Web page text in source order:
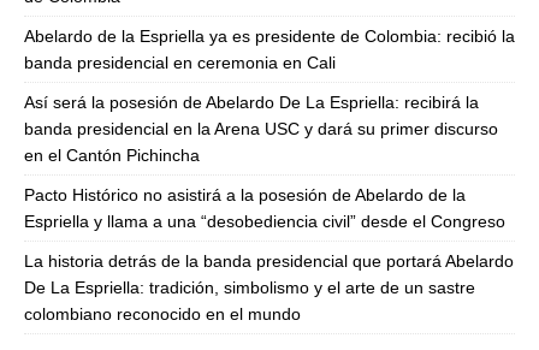
Abelardo de la Espriella ya es presidente de Colombia: recibió la
banda presidencial en ceremonia en Cali
Así será la posesión de Abelardo De La Espriella: recibirá la
banda presidencial en la Arena USC y dará su primer discurso
en el Cantón Pichincha
Pacto Histórico no asistirá a la posesión de Abelardo de la
Espriella y llama a una “desobediencia civil” desde el Congreso
La historia detrás de la banda presidencial que portará Abelardo
De La Espriella: tradición, simbolismo y el arte de un sastre
colombiano reconocido en el mundo